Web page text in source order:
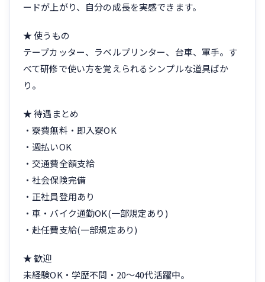
ードが上がり、自分の成長を実感できます。
★ 使うもの
テープカッター、ラベルプリンター、台車、軍手。す
べて研修で使い方を覚えられるシンプルな道具ばか
り。
★ 待遇まとめ
・寮費無料・即入寮OK
・週払いOK
・交通費全額支給
・社会保険完備
・正社員登用あり
・車・バイク通勤OK(一部規定あり)
・赴任費支給(一部規定あり)
★ 歓迎
未経験OK・学歴不問・20〜40代活躍中。